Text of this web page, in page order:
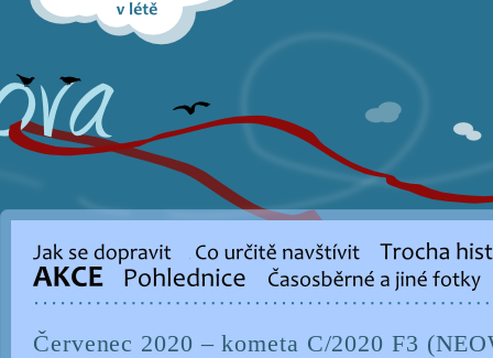
Červenec 2020 – kometa C/2020 F3